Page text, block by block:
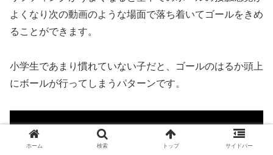
よくなり次の動画のような場面で落ち着いてゴールをきめ
ることができます。
小学生であまり慣れていない子だと、ゴールのはるか頭上
にボールが行ってしまうパターンです。
ホーム 検索 トップ サイドバー